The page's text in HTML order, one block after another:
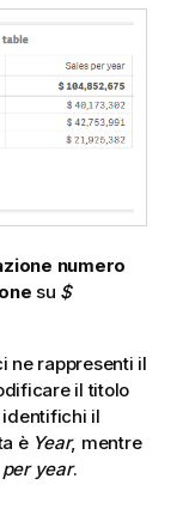
numero
su $
ne rappresenti il
il titolo
identifichi il
è Year, mentre
year.